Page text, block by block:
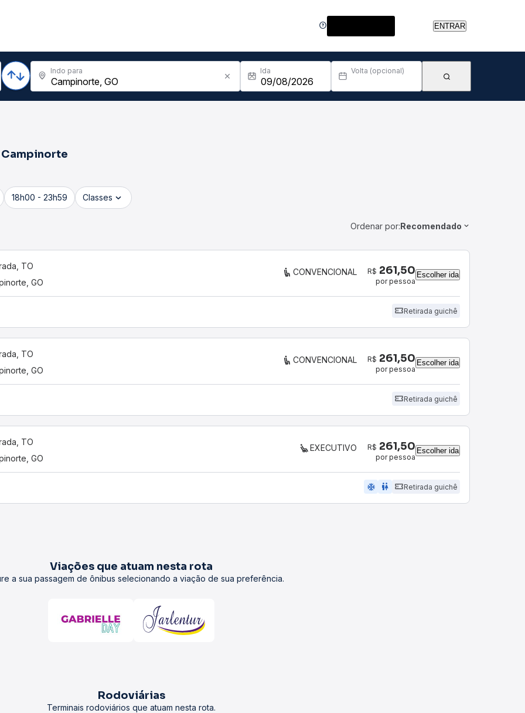
ENTRAR
Indo para Ida Volta (opcional)
Campinorte
18h00 - 23h59 Classes
Ordenar por:Recomendado
TO
GO
CONVENCIONAL R$ 261,50
por pessoa
Escolher ida
Retirada guichê
TO
GO
CONVENCIONAL R$ 261,50
por pessoa
Escolher ida
Retirada guichê
TO
GO
EXECUTIVO R$ 261,50
por pessoa
Escolher ida
ac_unit wc Retirada guichê
Viações que atuam nesta rota
a sua passagem de ônibus selecionando a viação de sua preferência.
Rodoviárias
Terminais rodoviários que atuam nesta rota.